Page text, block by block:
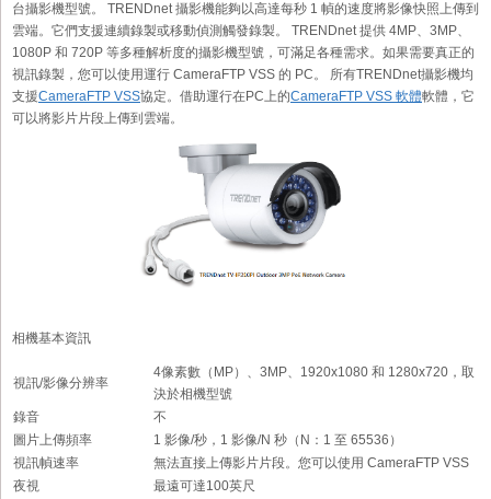
台攝影機型號。 TRENDnet 攝影機能夠以高達每秒 1 幀的速度將影像快照上傳到
雲端。它們支援連續錄製或移動偵測觸發錄製。 TRENDnet 提供 4MP、3MP、
1080P 和 720P 等多種解析度的攝影機型號，可滿足各種需求。如果需要真正的
視訊錄製，您可以使用運行 CameraFTP VSS 的 PC。 所有TRENDnet攝影機均
支援CameraFTP VSS協定。借助運行在PC上的CameraFTP VSS 軟體軟體，它
可以將影片片段上傳到雲端。
相機基本資訊
視訊/影像分辨率
4像素數（MP）、3MP、1920x1080 和 1280x720，取
決於相機型號
錄音
不
圖片上傳頻率
1 影像/秒，1 影像/N 秒（N：1 至 65536）
視訊幀速率
無法直接上傳影片片段。您可以使用 CameraFTP VSS
夜視
最遠可達100英尺